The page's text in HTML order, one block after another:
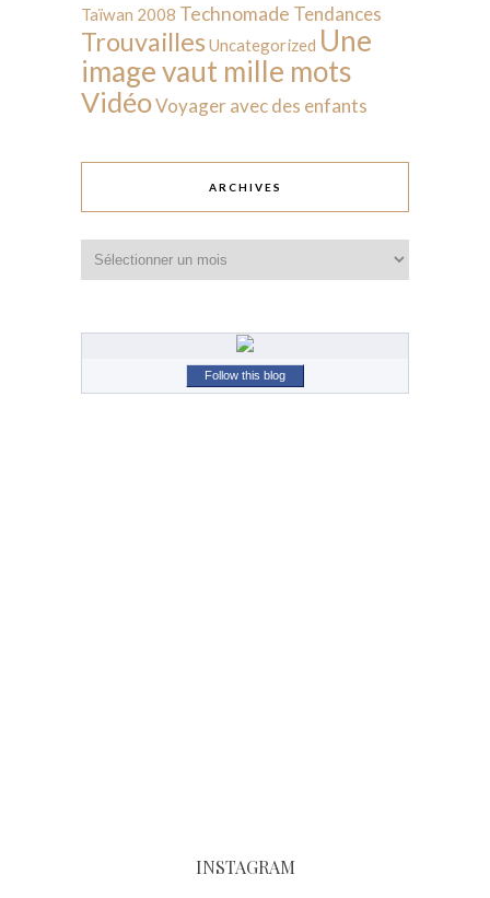
Taïwan 2008 Technomade Tendances
Trouvailles Uncategorized Une
image vaut mille mots
VidéoVoyager avec des enfants
ARCHIVES
Follow this blog
INSTAGRAM